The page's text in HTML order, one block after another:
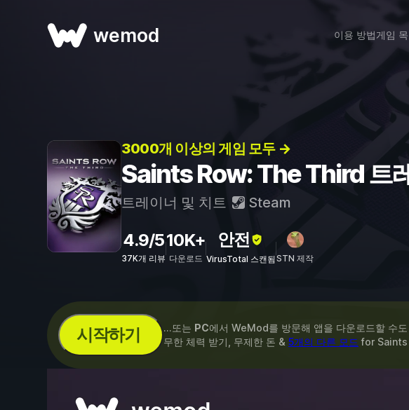
wemod 이용 방법게임
3000개 이상의 게임 모두 →
Saints Row: The Third 트
트레이너 및 치트 Steam
4.9/5
37K개 리뷰
10K+
다운로드
안전
VirusTotal 스캔됨STN 제작
시작하기 ...또는 PC에서 WeMod를 방문해 앱을 다운로드할 수
무한 체력 받기, 무제한 돈 & 5개의 다른 모드 for